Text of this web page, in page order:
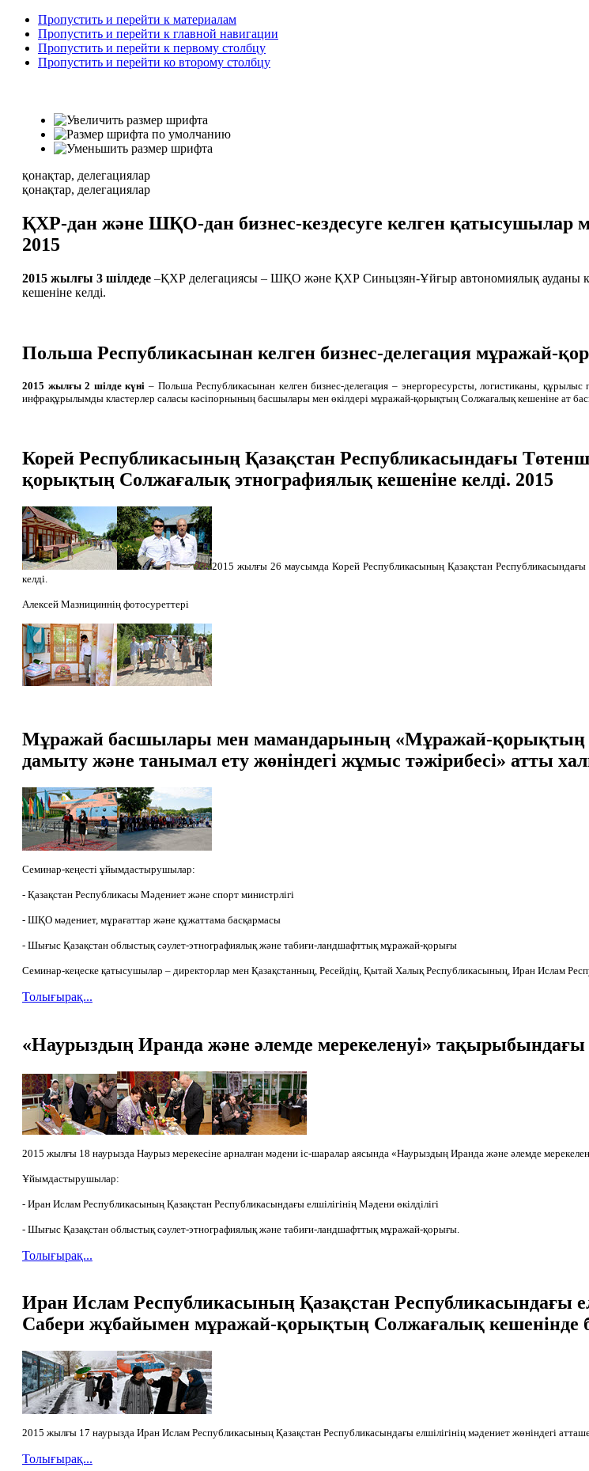
Пропустить и перейти к материалам
Пропустить и перейти к главной навигации
Пропустить и перейти к первому столбцу
Пропустить и перейти ко второму столбцу
қонақтар, делегациялар
қонақтар, делегациялар
ҚХР-дан және ШҚО-дан бизнес-кездесуге келген қатысушылар
2015
2015 жылғы 3 шілдеде–ҚХР делегациясы – ШҚО және ҚХР Синьцзян-Ұйғыр автономиялық ауданы
кешеніне келді.
Польша Республикасынан келген бизнес-делегация мұражай-
2015 жылғы 2 шілде күні – Польша Республикасынан келген бизнес-делегация – энергоресурсты, логистиканы,
инфрақұрылымды кластерлер саласы кәсіпорнының басшылары мен өкілдері мұражай-қорықтың Солжағалық кешеніне ат
Корей Республикасының Қазақстан Республикасындағы
қорықтың Солжағалық этнографиялық кешеніне келді. 2015
2015 жылғы 26 маусымда Корей Республикасының Қазақстан
келді.
Алексей Мазнициннің фотосуреттері
Мұражай басшылары мен мамандарының «Мұражай-қорықтың
дамыту және танымал ету жөніндегі жұмыс тәжірибесі» атты
Семинар-кеңесті ұйымдастырушылар:
- Қазақстан Республикасы Мәдениет және спорт министрлігі
- ШҚО мәдениет, мұрағаттар және құжаттама басқармасы
- Шығыс Қазақстан облыстық сәулет-этнографиялық және табиғи-ландшафттық мұражай-қорығы
Семинар-кеңеске қатысушылар – директорлар мен Қазақстанның, Ресейдің, Қытай Халық Республикасының, Иран Ислам
Толығырақ...
«Наурыздың Иранда және әлемде мерекеленуі» тақырыбындағы
2015 жылғы 18 наурызда Наурыз мерекесіне арналған мәдени іс-шаралар аясында «Наурыздың Иранда және әлемде
Ұйымдастырушылар:
- Иран Ислам Республикасының Қазақстан Республикасындағы елшілігінің Мәдени өкілділігі
- Шығыс Қазақстан облыстық сәулет-этнографиялық және табиғи-ландшафттық мұражай-қорығы.
Толығырақ...
Иран Ислам Республикасының Қазақстан Республикасындағы
Сабери жұбайымен мұражай-қорықтың Солжағалық кешенінде
2015 жылғы 17 наурызда Иран Ислам Республикасының Қазақстан Республикасындағы елшілігінің мәдениет жөніндегі
Толығырақ...